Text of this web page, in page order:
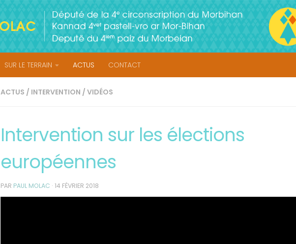
SUR LE TERRAIN ACTUS CONTACT
ACTUS / INTERVENTION / VIDÉOS
Intervention sur les élections
européennes
PAR PAUL MOLAC · 14 FÉVRIER 2018